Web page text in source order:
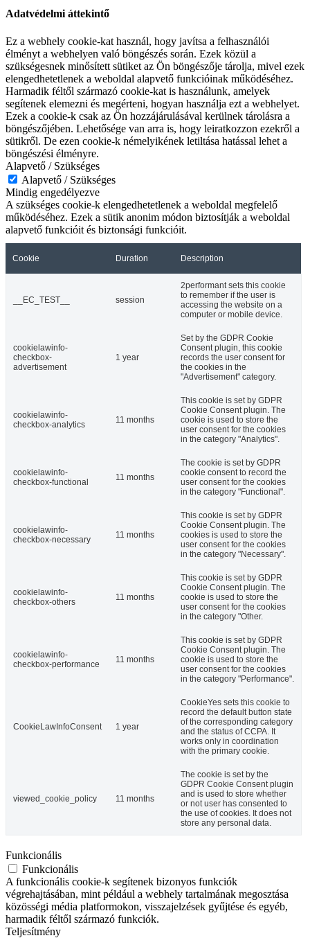
Adatvédelmi áttekintő
Ez a webhely cookie-kat használ, hogy javítsa a felhasználói
élményt a webhelyen való böngészés során. Ezek közül a
szükségesnek minősített sütiket az Ön böngészője tárolja, mivel ezek
elengedhetetlenek a weboldal alapvető funkcióinak működéséhez.
Harmadik féltől származó cookie-kat is használunk, amelyek
segítenek elemezni és megérteni, hogyan használja ezt a webhelyet.
Ezek a cookie-k csak az Ön hozzájárulásával kerülnek tárolásra a
böngészőjében. Lehetősége van arra is, hogy leiratkozzon ezekről a
sütikről. De ezen cookie-k némelyikének letiltása hatással lehet a
böngészési élményre.
Alapvető / Szükséges
Alapvető / Szükséges
Mindig engedélyezve
A szükséges cookie-k elengedhetetlenek a weboldal megfelelő
működéséhez. Ezek a sütik anonim módon biztosítják a weboldal
alapvető funkcióit és biztonsági funkcióit.
Cookie Duration Description
__EC_TEST__ session
2performant sets this cookie
to remember if the user is
accessing the website on a
computer or mobile device.
cookielawinfo-
checkbox-
advertisement
1 year
Set by the GDPR Cookie
Consent plugin, this cookie
records the user consent for
the cookies in the
"Advertisement" category.
cookielawinfo-
checkbox-analytics
11 months
This cookie is set by GDPR
Cookie Consent plugin. The
cookie is used to store the
user consent for the cookies
in the category "Analytics".
cookielawinfo-
checkbox-functional
11 months
The cookie is set by GDPR
cookie consent to record the
user consent for the cookies
in the category "Functional".
cookielawinfo-
checkbox-necessary
11 months
This cookie is set by GDPR
Cookie Consent plugin. The
cookies is used to store the
user consent for the cookies
in the category "Necessary".
cookielawinfo-
checkbox-others
11 months
This cookie is set by GDPR
Cookie Consent plugin. The
cookie is used to store the
user consent for the cookies
in the category "Other.
cookielawinfo-
checkbox-performance
11 months
This cookie is set by GDPR
Cookie Consent plugin. The
cookie is used to store the
user consent for the cookies
in the category "Performance".
CookieLawInfoConsent 1 year
CookieYes sets this cookie to
record the default button state
of the corresponding category
and the status of CCPA. It
works only in coordination
with the primary cookie.
viewed_cookie_policy 11 months
The cookie is set by the
GDPR Cookie Consent plugin
and is used to store whether
or not user has consented to
the use of cookies. It does not
store any personal data.
Funkcionális
Funkcionális
A funkcionális cookie-k segítenek bizonyos funkciók
végrehajtásában, mint például a webhely tartalmának megosztása
közösségi média platformokon, visszajelzések gyűjtése és egyéb,
harmadik féltől származó funkciók.
Teljesítmény